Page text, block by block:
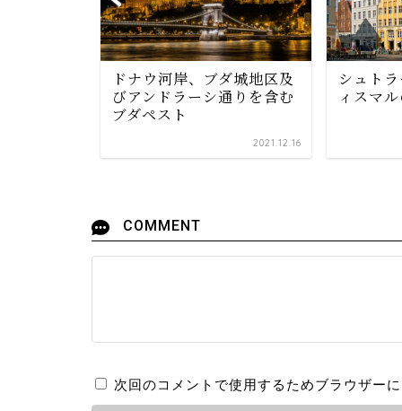
ドナウ河岸、ブダ城地区及
びアンドラーシ通りを含む
ブダペスト
2021.12.16
シュト
ィスマ
COMMENT
次回のコメントで使用するためブラウザー